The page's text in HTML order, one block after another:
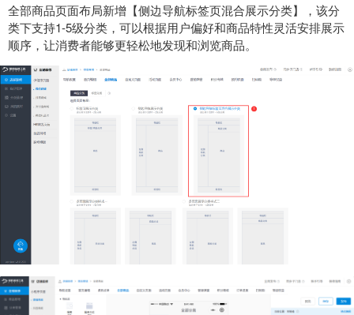
全部商品页面布局新增【侧边导航标签页混合展示分类】，该分
类下支持1-5级分类，可以根据用户偏好和商品特性灵活安排展示
顺序，让消费者能够更轻松地发现和浏览商品。